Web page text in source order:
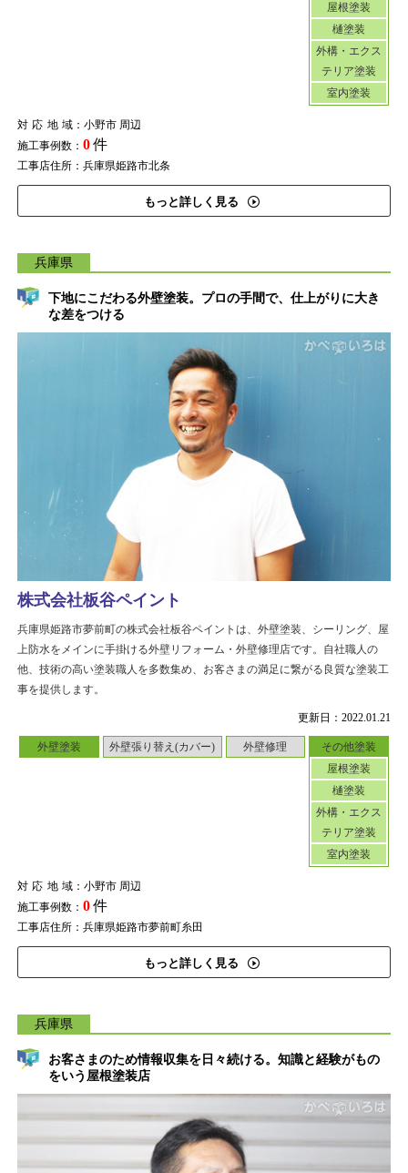
屋根塗装
樋塗装
外構・エクス
テリア塗装
室内塗装
対応地域：小野市 周辺
施工事例数： 0件
工事店住所：兵庫県姫路市北条
もっと詳しく見る
兵庫県
下地にこだわる外壁塗装。プロの手間で、仕上がりに大き
な差をつける
更新日：2022.01.21
外壁塗装 外壁張り替え(カバー) 外壁修理
その他塗装
屋根塗装
樋塗装
外構・エクス
テリア塗装
室内塗装
対応地域：小野市 周辺
施工事例数： 0件
工事店住所：兵庫県姫路市夢前町糸田
もっと詳しく見る
株式会社板谷ペイント
兵庫県姫路市夢前町の株式会社板谷ペイントは、外壁塗装、シーリング、屋
上防水をメインに手掛ける外壁リフォーム・外壁修理店です。自社職人の
他、技術の高い塗装職人を多数集め、お客さまの満足に繋がる良質な塗装工
事を提供します。
兵庫県
お客さまのため情報収集を日々続ける。知識と経験がもの
をいう屋根塗装店